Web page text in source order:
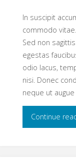
In suscipit
commodo
Sed non
egestas
odio lacus,
nisi. Donec
neque ut
Continue